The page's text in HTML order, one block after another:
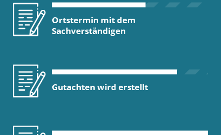
Ortstermin mit dem
Sachverständigen
Gutachten wird erstellt